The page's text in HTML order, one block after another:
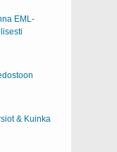
EML-
& Kuinka